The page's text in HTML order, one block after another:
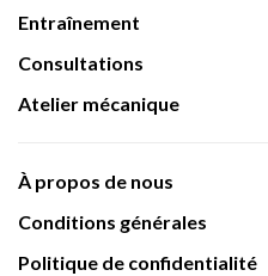
Entraînement
Consultations
Atelier mécanique
À propos de nous
Conditions générales
Politique de confidentialité